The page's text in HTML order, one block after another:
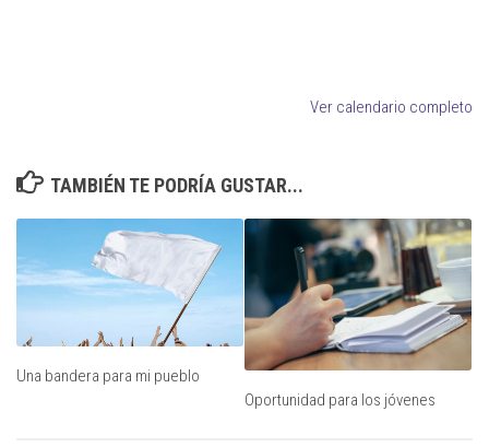
Ver calendario completo
TAMBIÉN TE PODRÍA GUSTAR...
Una bandera para mi pueblo
Oportunidad para los jóvenes